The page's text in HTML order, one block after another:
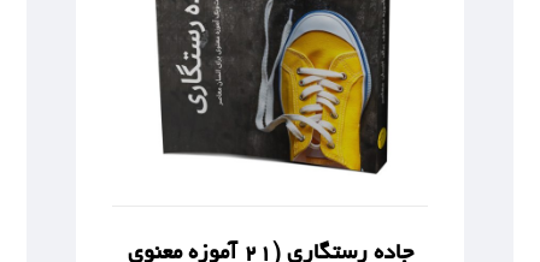
جاده رستگاری (۲۱ آموزه معنوی